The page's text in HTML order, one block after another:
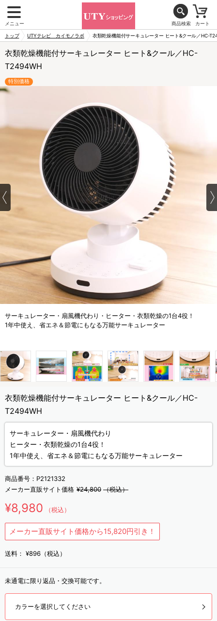
メニュー 商品検索 カート
トップ UTYテレビ カイモノラボ 衣類乾燥機能付サーキュレーター ヒート&クール／HC-
衣類乾燥機能付サーキュレーター ヒート&クール／HC-
T2494WH
特別価格
サーキュレーター・扇風機代わり・ヒーター・衣類乾燥の1台4役！
1年中使え、省エネ＆節電にもなる万能サーキュレーター
衣類乾燥機能付サーキュレーター ヒート&クール／HC-
T2494WH
サーキュレーター・扇風機代わり
ヒーター・衣類乾燥の1台4役！
1年中使え、省エネ＆節電にもなる万能サーキュレーター
商品番号： P2121332
メーカー直販サイト価格 ¥24,800 （税込）
¥8,980 （税込）
メーカー直販サイト価格から15,820円引き！
送料： ¥896（税込）
未通電に限り返品・交換可能です。
カラーを選択してください